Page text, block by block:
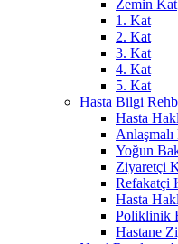
Zemin Kat
1. Kat
2. Kat
3. Kat
4. Kat
5. Kat
Hasta Bilgi
Hasta
Yoğun
Ziyaretçi
Refakatçi
Hasta
Poliklinik
Hastane